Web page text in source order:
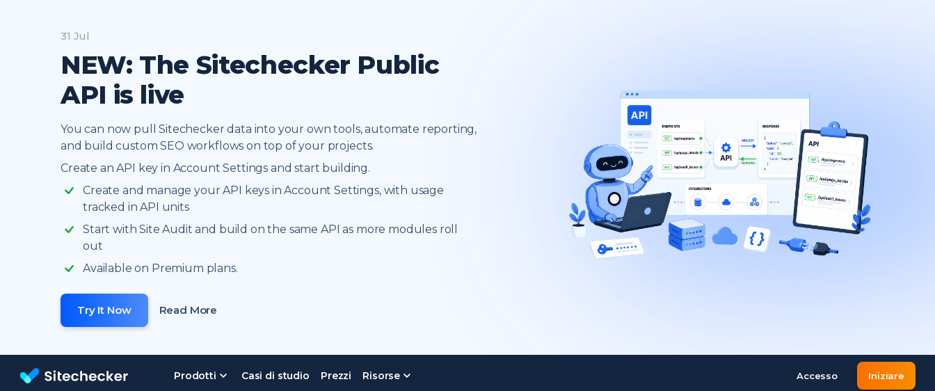
31 Jul
NEW: The Sitechecker Public
API is live
You can now pull Sitechecker data into your own tools, automate reporting,
and build custom SEO workflows on top of your projects.
Create an API key in Account Settings and start building.
Create and manage your API keys in Account Settings, with usage
tracked in API units
Start with Site Audit and build on the same API as more modules roll
out
Available on Premium plans.
Try It Now Read More
Strumento analisi SEO gratuito
Prodotti Casi di studio Prezzi Risorse Accesso Iniziare